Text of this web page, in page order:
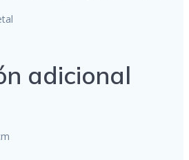
adicional